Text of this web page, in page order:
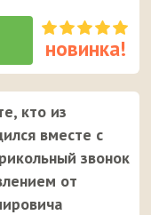
кто из
вместе с
звонок
от